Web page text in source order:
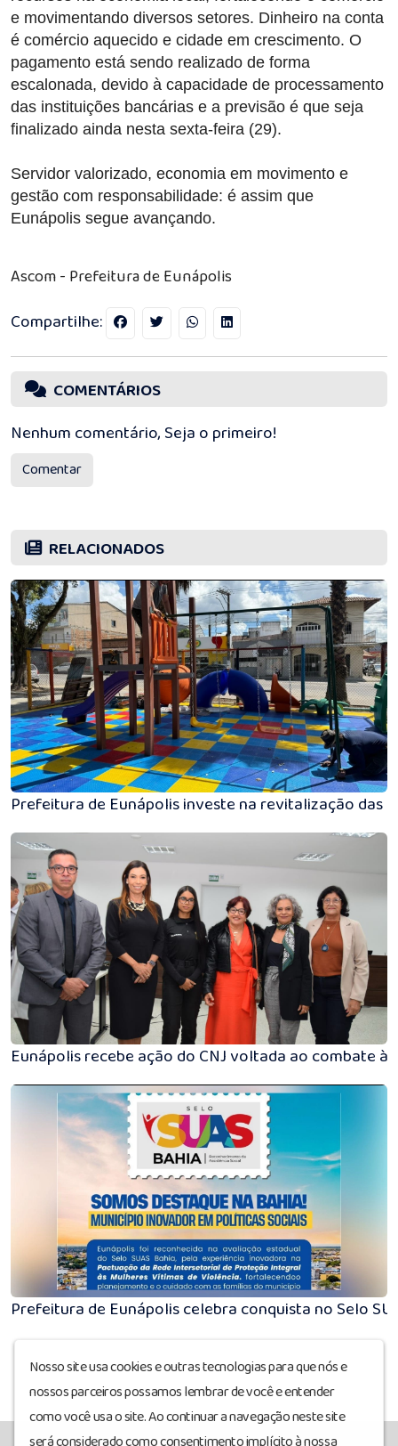
e movimentando diversos setores. Dinheiro na conta
é comércio aquecido e cidade em crescimento. O
pagamento está sendo realizado de forma
escalonada, devido à capacidade de processamento
das instituições bancárias e a previsão é que seja
finalizado ainda nesta sexta-feira (29).
Servidor valorizado, economia em movimento e
gestão com responsabilidade: é assim que
Eunápolis segue avançando.
Ascom - Prefeitura de Eunápolis
Compartilhe:
COMENTÁRIOS
Nenhum comentário, Seja o primeiro!
Comentar
RELACIONADOS
Prefeitura de Eunápolis investe na revitalização das
Eunápolis recebe ação do CNJ voltada ao combate
Prefeitura de Eunápolis celebra conquista no Selo
Nosso site usa cookies e outras tecnologias para que nós e
nossos parceiros possamos lembrar de você e entender
como você usa o site. Ao continuar a navegação neste site